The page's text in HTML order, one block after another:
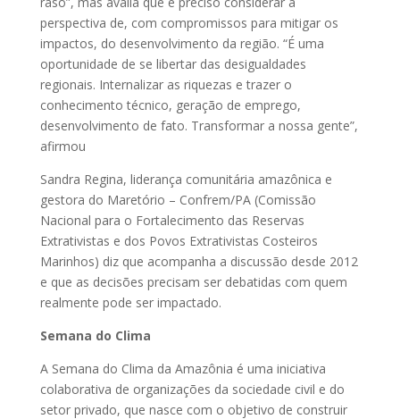
perspectiva de, com compromissos para mitigar os
impactos, do desenvolvimento da região. “É uma
oportunidade de se libertar das desigualdades
regionais. Internalizar as riquezas e trazer o
conhecimento técnico, geração de emprego,
desenvolvimento de fato. Transformar a nossa gente”,
afirmou
Sandra Regina, liderança comunitária amazônica e
gestora do Maretório – Confrem/PA (Comissão
Nacional para o Fortalecimento das Reservas
Extrativistas e dos Povos Extrativistas Costeiros
Marinhos) diz que acompanha a discussão desde 2012
e que as decisões precisam ser debatidas com quem
realmente pode ser impactado.
Semana do Clima
A Semana do Clima da Amazônia é uma iniciativa
colaborativa de organizações da sociedade civil e do
setor privado, que nasce com o objetivo de construir